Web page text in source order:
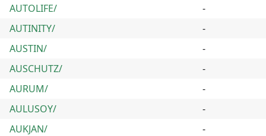
AUTOLIFE/
-
AUTINITY/
-
AUSTIN/
-
AUSCHUTZ/
-
AURUM/
-
AULUSOY/
-
AUKJAN/
-